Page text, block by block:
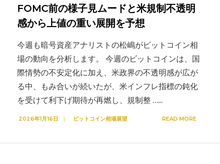
FOMC前の様子見ムードと米規制不透明
感から上値の重い展開を予想
今週も暗号資産アナリストの松嶋がビットコイン相
場の動向を分析します。 今週のビットコインは、国
際情勢の不安定化に加え、米政界の不透明感が広が
る中、もみ合いが続いたが、米インフレ指標の鈍化
を受けて利下げ期待が再燃し、規制整 …...
2026年1月16日 | ビットコイン相場展望 READ MORE